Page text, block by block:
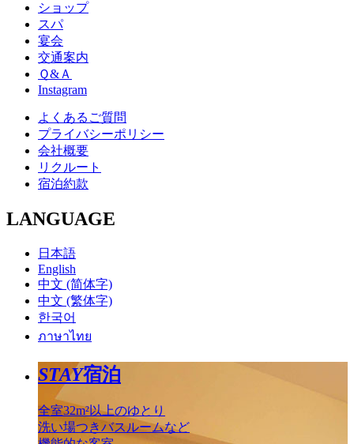
ショップ
スパ
宴会
交通案内
Ｑ&Ａ
Instagram
よくあるご質問
プライバシーポリシー
会社概要
リクルート
宿泊約款
LANGUAGE
日本語
English
中文 (简体字)
中文 (繁体字)
한국어
ภาษาไทย
STAY宿泊
全室32m²以上のゆとり
洗い場つきバスルームなど